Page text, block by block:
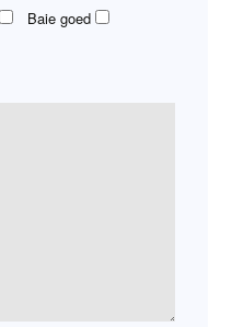
Baie goed